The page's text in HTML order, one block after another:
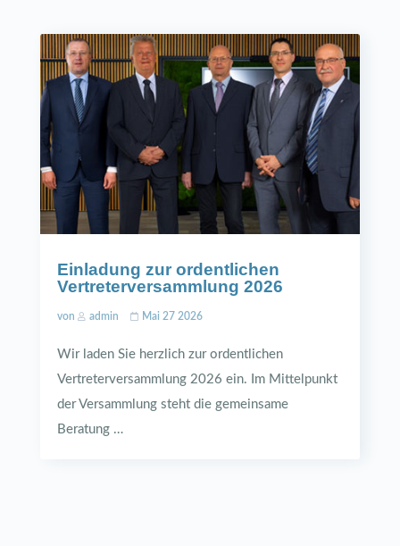
Einladung zur ordentlichen
Vertreterversammlung 2026
von admin Mai 27 2026
Wir laden Sie herzlich zur ordentlichen
Vertreterversammlung 2026 ein. Im Mittelpunkt
der Versammlung steht die gemeinsame
Beratung …